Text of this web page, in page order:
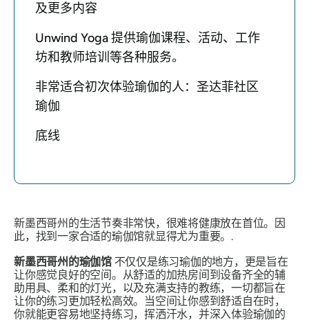
及更多内容
Unwind Yoga 提供瑜伽课程、活动、工作
坊和教师培训等各种服务。
非常适合初次体验瑜伽的人：圣达菲社区
瑜伽
底线
新墨西哥州的生活节奏非常快，很难将健康放在首位。因
此，找到一家合适的瑜伽馆就显得尤为重要。.
新墨西哥州的瑜伽馆不仅仅是练习瑜伽的地方，更是旨在
让你感觉良好的空间。从舒适的加热房间到设备齐全的辅
助用具、柔和的灯光，以及充满支持的教练，一切都旨在
让你的练习更加轻松高效。当空间让你感到舒适自在时，
你就能更容易地坚持练习，挥洒汗水，并深入体验瑜伽的